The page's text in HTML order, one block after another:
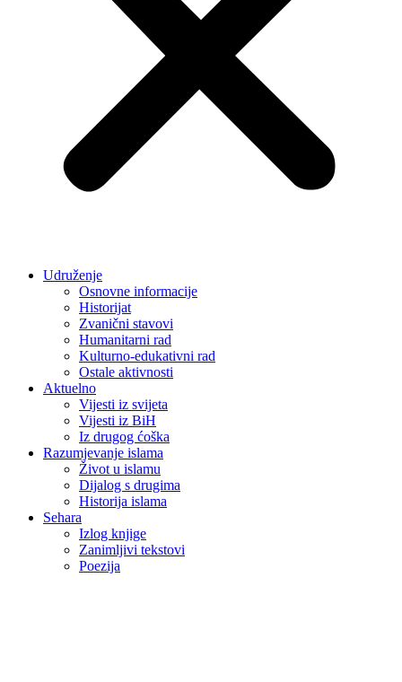
Udruženje
Osnovne informacije
Historijat
Zvanični stavovi
Humanitarni rad
Kulturno-edukativni rad
Ostale aktivnosti
Aktuelno
Vijesti iz svijeta
Vijesti iz BiH
Iz drugog ćoška
Razumjevanje islama
Život u islamu
Dijalog s drugima
Historija islama
Sehara
Izlog knjige
Zanimljivi tekstovi
Poezija